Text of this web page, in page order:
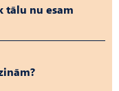
tālu nu esam